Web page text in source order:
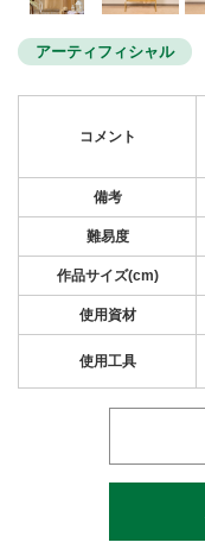
アーティフィシャル
コメント
備考
難易度
作品サイズ(cm)
使用資材
使用工具